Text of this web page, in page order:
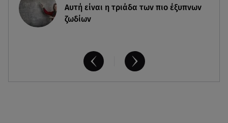
Aυτή είναι η τριάδα των πιο έξυπνων
ζωδίων